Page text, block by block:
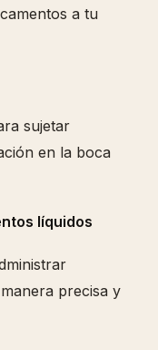
a tu
sujetar
en la boca
líquidos
precisa y